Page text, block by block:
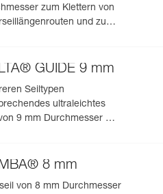
zum Klettern von
und zum
GUIDE 9 mm
Seiltypen
ultraleichtes
9 mm Durchmesser mit
oder Bergsteigen
8 mm
von 8 mm Durchmesser